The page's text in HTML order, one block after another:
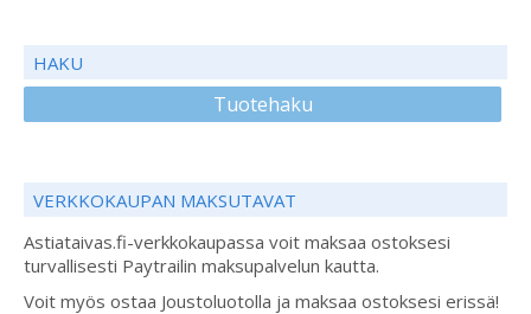
HAKU
Tuotehaku
VERKKOKAUPAN MAKSUTAVAT
Astiataivas.fi-verkkokaupassa voit maksaa ostoksesi
turvallisesti Paytrailin maksupalvelun kautta.
Voit myös ostaa Joustoluotolla ja maksaa ostoksesi erissä!